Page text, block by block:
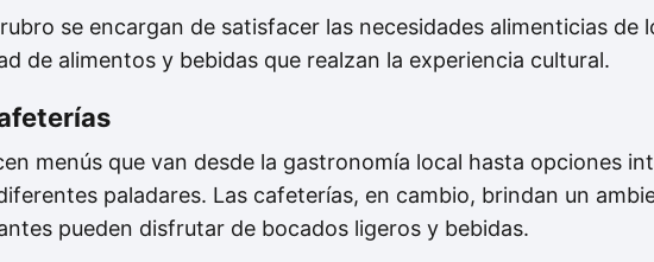
se encargan de satisfacer las necesidades alimenticias de
de alimentos y bebidas que realzan la experiencia cultural.
menús que van desde la gastronomía local hasta opciones
paladares. Las cafeterías, en cambio, brindan un
pueden disfrutar de bocados ligeros y bebidas.